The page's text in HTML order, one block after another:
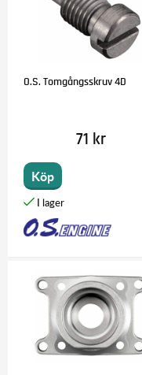
O.S. Tomgångsskruv 4D
71 kr
Köp